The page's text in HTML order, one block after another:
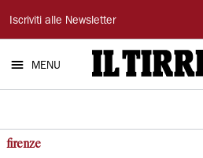
Il
Tirreno
Iscriviti alle Newsletter
MENU
firenze